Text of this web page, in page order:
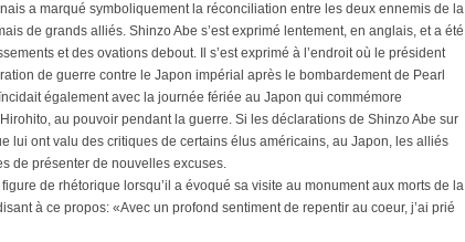
a marqué symboliquement la réconciliation entre les deux ennemis de la
de grands alliés. Shinzo Abe s’est exprimé lentement, en anglais, et a été
et des ovations debout. Il s’est exprimé à l’endroit où le président
de guerre contre le Japon impérial après le bombardement de Pearl
également avec la journée fériée au Japon qui commémore
au pouvoir pendant la guerre. Si les déclarations de Shinzo Abe sur
lui ont valu des critiques de certains élus américains, au Japon, les alliés
de présenter de nouvelles excuses.
de rhétorique lorsqu’il a évoqué sa visite au monument aux morts de la
à ce propos: «Avec un profond sentiment de repentir au coeur, j’ai prié